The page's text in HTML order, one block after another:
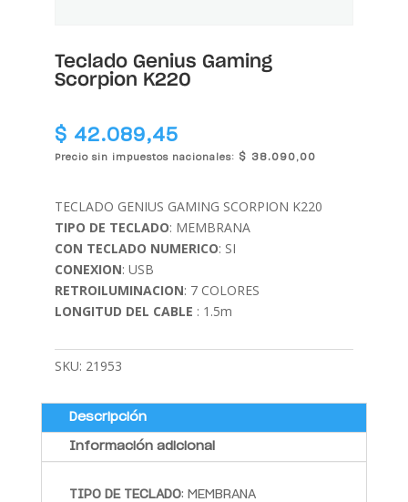
Teclado Genius Gaming
Scorpion K220
$ 42.089,45
Precio sin impuestos nacionales: $ 38.090,00
TECLADO GENIUS GAMING SCORPION K220
TIPO DE TECLADO: MEMBRANA
CON TECLADO NUMERICO: SI
CONEXION: USB
RETROILUMINACION: 7 COLORES
LONGITUD DEL CABLE : 1.5m
SKU: 21953
Descripción
Información adicional
TIPO DE TECLADO: MEMBRANA